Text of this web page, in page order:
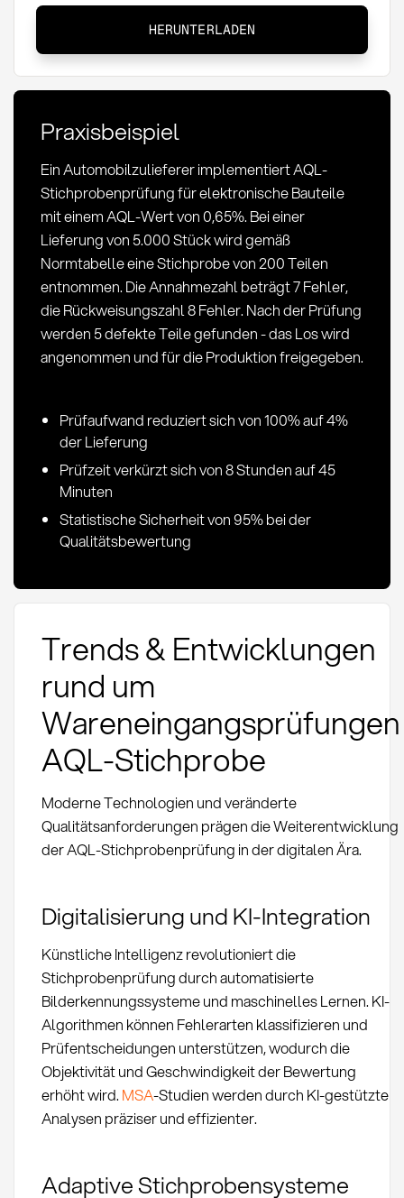
Wareneingangsprüfung
Stichprobe:
Definition
Anwendung
HERUNTERLADEN
Praxisbeispiel
Ein Automobilzulieferer implementiert AQL-
Stichprobenprüfung für elektronische Bauteile
mit einem AQL-Wert von 0,65%. Bei einer
Lieferung von 5.000 Stück wird gemäß
Normtabelle eine Stichprobe von 200 Teilen
entnommen. Die Annahmezahl beträgt 7 Fehler,
die Rückweisungszahl 8 Fehler. Nach der Prüfung
werden 5 defekte Teile gefunden - das Los wird
angenommen und für die Produktion freigegeben.
Prüfaufwand reduziert sich von 100% auf 4%
der Lieferung
Prüfzeit verkürzt sich von 8 Stunden auf 45
Minuten
Statistische Sicherheit von 95% bei der
Qualitätsbewertung
Trends & Entwicklungen
rund um
Wareneingangsprüfungen
AQL-Stichprobe
Moderne Technologien und veränderte
Qualitätsanforderungen prägen die Weiterentwicklung
der AQL-Stichprobenprüfung in der digitalen Ära.
Digitalisierung und KI-Integration
Künstliche Intelligenz revolutioniert die
Stichprobenprüfung durch automatisierte
Bilderkennungssysteme und maschinelles Lernen. KI-
Algorithmen können Fehlerarten klassifizieren und
Prüfentscheidungen unterstützen, wodurch die
Objektivität und Geschwindigkeit der Bewertung
erhöht wird. MSA-Studien werden durch KI-gestützte
Analysen präziser und effizienter.
Adaptive Stichprobensysteme